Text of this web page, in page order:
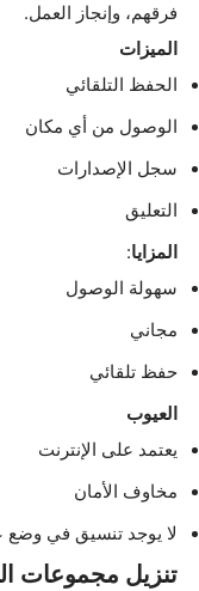
فرقهم، وإنجاز العمل.
الميزات
الحفظ التلقائي
الوصول من أي مكان
سجل الإصدارات
التعليق
المزايا:
سهولة الوصول
مجاني
حفظ تلقائي
العيوب
يعتمد على الإنترنت
مخاوف الأمان
لا يوجد تنسيق في وضع
تنزيل مجموعات